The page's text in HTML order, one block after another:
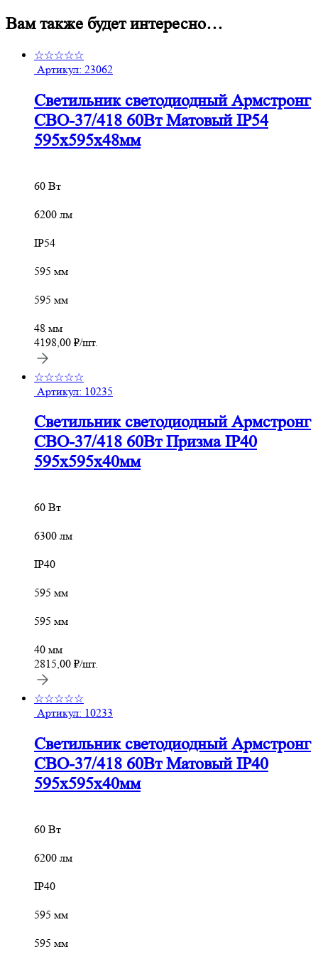
Вам также будет интересно…
☆☆☆☆☆
Артикул: 23062
Светильник светодиодный Армстронг
СВО-37/418 60Вт Матовый IP54
595х595х48мм
60 Вт
6200 лм
IP54
595 мм
595 мм
48 мм
4198,00 ₽/шт.
☆☆☆☆☆
Артикул: 10235
Светильник светодиодный Армстронг
СВО-37/418 60Вт Призма IP40
595х595х40мм
60 Вт
6300 лм
IP40
595 мм
595 мм
40 мм
2815,00 ₽/шт.
☆☆☆☆☆
Артикул: 10233
Светильник светодиодный Армстронг
СВО-37/418 60Вт Матовый IP40
595х595х40мм
60 Вт
6200 лм
IP40
595 мм
595 мм